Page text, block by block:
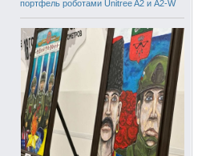
портфель роботами Unitree A2 и A2-W